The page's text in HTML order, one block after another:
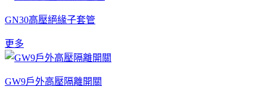
GN30高壓絕緣子套管
更多
GW9戶外高壓隔離開關